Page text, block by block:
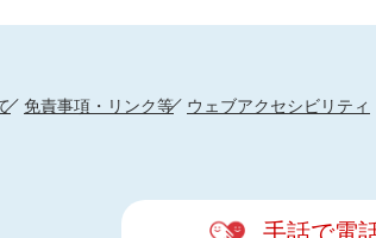
免責事項・リンク等 ウェブアクセシビリティ
手話で電